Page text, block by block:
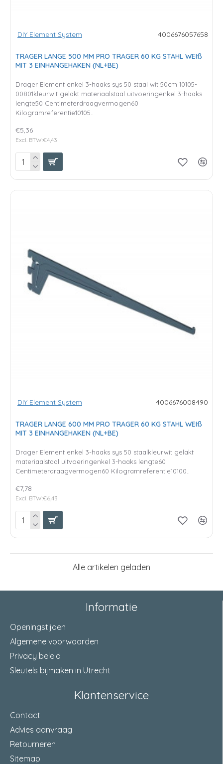
DIY Element System 4006676057658
TRAGER LANGE 500 MM PRO TRAGER 60 KG STAHL WEIß
MIT 3 EINHANGEHAKEN (NL+BE)
Drager Element enkel 3-haaks sys 50 staal wit 50cm 10105-
00801kleurwit gelakt materiaalstaal uitvoeringenkel 3-haaks
lengte50 Centimeterdraagvermogen60
Kilogramreferentie10105..
€5,36
Excl. BTW:€4,43
DIY Element System 4006676008490
TRAGER LANGE 600 MM PRO TRAGER 60 KG STAHL WEIß
MIT 3 EINHANGEHAKEN (NL+BE)
Drager Element enkel 3-haaks sys 50 staalkleurwit gelakt
materiaalstaal uitvoeringenkel 3-haaks lengte60
Centimeterdraagvermogen60 Kilogramreferentie10100..
€7,78
Excl. BTW:€6,43
Alle artikelen geladen
Informatie
Openingstijden
Algemene voorwaarden
Privacy beleid
Sleutels bijmaken in Utrecht
Klantenservice
Contact
Advies aanvraag
Retourneren
Sitemap